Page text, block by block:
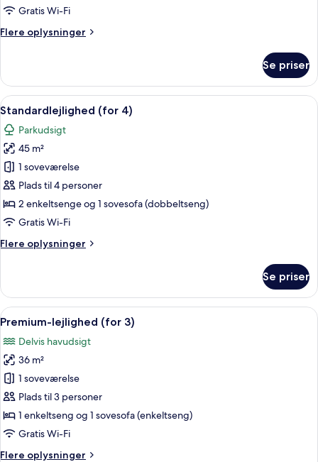
Gratis Wi-Fi
Flere oplysninger
Flere
Apartment
Se priser
Indlæs
alle
billeder
af
Standardlejlighed
(for
4)
Et hotelværelse med to senge, et
6
Standardlejlighed (for 4)
Parkudsigt
45 m²
1 soveværelse
Plads til 4 personer
2 enkeltsenge og 1 sovesofa (dobbeltseng)
Gratis Wi-Fi
Flere oplysninger
Flere
(for
4)
Se priser
Indlæs
alle
billeder
af
Premium-
lejlighed
(for
3)
Et hotelværelse med en seng, et
6
Premium-lejlighed (for 3)
Delvis havudsigt
36 m²
1 soveværelse
Plads til 3 personer
1 enkeltseng og 1 sovesofa (enkeltseng)
Gratis Wi-Fi
Flere oplysninger
Flere